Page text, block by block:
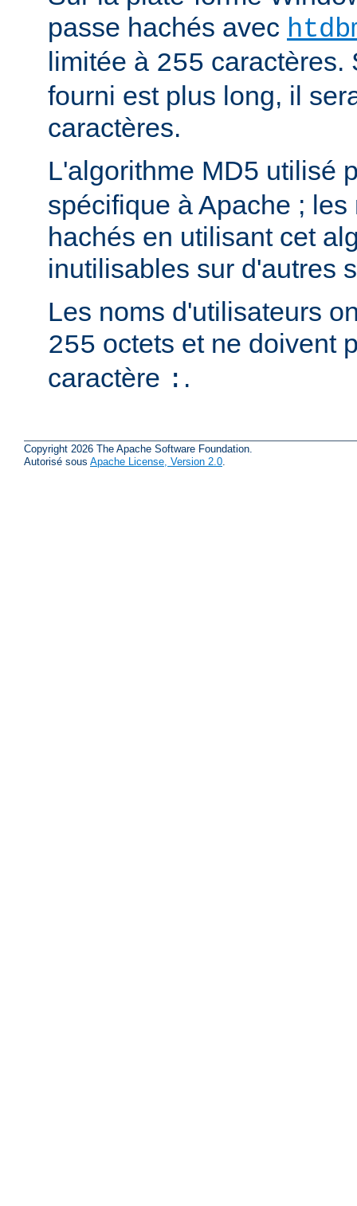
passe hachés avec
limitée à 255 caractères.
fourni est plus long, il
caractères.
L'algorithme MD5 utilisé
spécifique à Apache ;
hachés en utilisant cet
inutilisables sur d'autres
Les noms d'utilisateurs
255 octets et ne doivent
caractère : .
Copyright 2026 The Apache Software Foundation.
Autorisé sous Apache License, Version 2.0.